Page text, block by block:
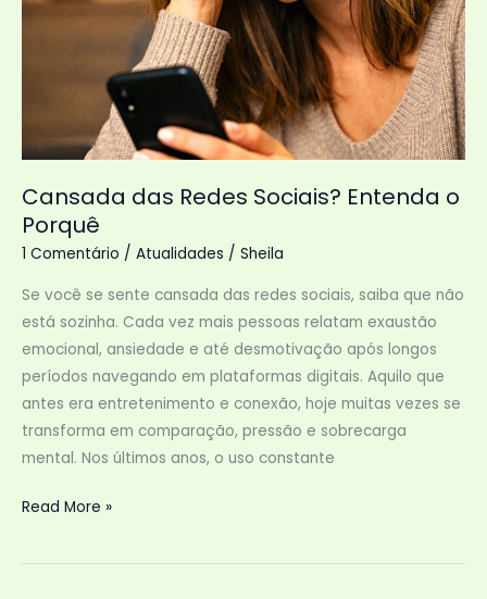
Cansada das Redes Sociais? Entenda o
Porquê
1 Comentário / Atualidades / Sheila
Se você se sente cansada das redes sociais, saiba que não
está sozinha. Cada vez mais pessoas relatam exaustão
emocional, ansiedade e até desmotivação após longos
períodos navegando em plataformas digitais. Aquilo que
antes era entretenimento e conexão, hoje muitas vezes se
transforma em comparação, pressão e sobrecarga
mental. Nos últimos anos, o uso constante
Cansada
Redes
Read More »